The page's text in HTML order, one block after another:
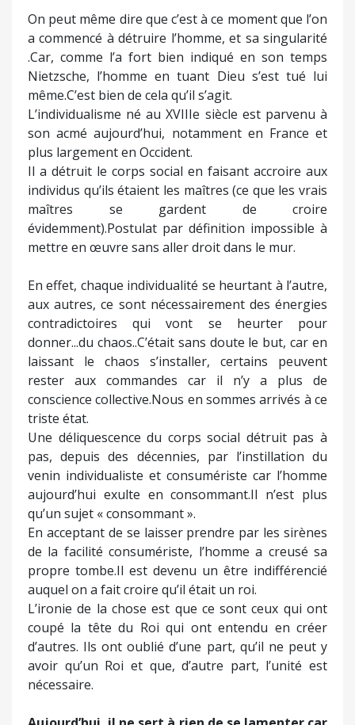
On peut même dire que c’est à ce moment que l’on
a commencé à détruire l’homme, et sa singularité
.Car, comme l’a fort bien indiqué en son temps
Nietzsche, l’homme en tuant Dieu s’est tué lui
même.C’est bien de cela qu’il s’agit.
L’individualisme né au XVIIIe siècle est parvenu à
son acmé aujourd’hui, notamment en France et
plus largement en Occident.
Il a détruit le corps social en faisant accroire aux
individus qu’ils étaient les maîtres (ce que les vrais
maîtres se gardent de croire
évidemment).Postulat par définition impossible à
mettre en œuvre sans aller droit dans le mur.
En effet, chaque individualité se heurtant à l’autre,
aux autres, ce sont nécessairement des énergies
contradictoires qui vont se heurter pour
donner...du chaos..C’était sans doute le but, car en
laissant le chaos s’installer, certains peuvent
rester aux commandes car il n’y a plus de
conscience collective.Nous en sommes arrivés à ce
triste état.
Une déliquescence du corps social détruit pas à
pas, depuis des décennies, par l’instillation du
venin individualiste et consumériste car l’homme
aujourd’hui exulte en consommant.Il n’est plus
qu’un sujet « consommant ».
En acceptant de se laisser prendre par les sirènes
de la facilité consumériste, l’homme a creusé sa
propre tombe.Il est devenu un être indifférencié
auquel on a fait croire qu’il était un roi.
L’ironie de la chose est que ce sont ceux qui ont
coupé la tête du Roi qui ont entendu en créer
d’autres. Ils ont oublié d’une part, qu’il ne peut y
avoir qu’un Roi et que, d’autre part, l’unité est
nécessaire.